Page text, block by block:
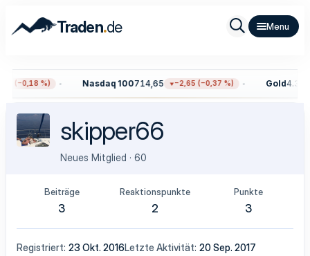
Traden.de
(−0,18 %) Nasdaq 100714,65 −2,65 (−0,37 %) Gold
skipper66
Neues Mitglied · 60
Beiträge
3
Reaktionspunkte
2
Punkte
3
Registriert 23 Okt. 2016Letzte Aktivität 20 Sep. 2017